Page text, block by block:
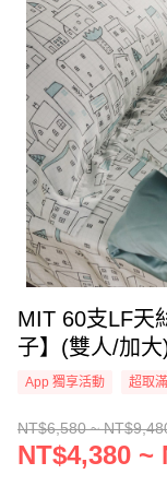
MIT 60支LF天
子】(雙人/加大
App 獨享活動 超取
NT$6,580 ~
NT$4,380 ~